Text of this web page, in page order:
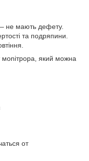
не мають дефету.
та подряпини.
який можна
oт